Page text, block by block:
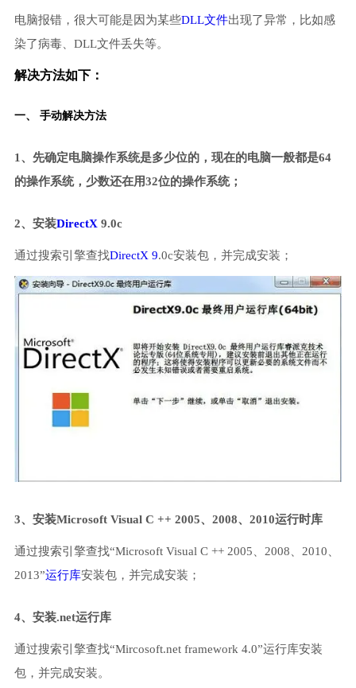
电脑报错，很大可能是因为某些DLL文件出现了异常，比如感
染了病毒、DLL文件丢失等。
解决方法如下：
一、 手动解决方法
1、先确定电脑操作系统是多少位的，现在的电脑一般都是64
的操作系统，少数还在用32位的操作系统；
2、安装DirectX 9.0c
通过搜索引擎查找DirectX 9.0c安装包，并完成安装；
3、安装Microsoft Visual C ++ 2005、2008、2010运行时库
通过搜索引擎查找“Microsoft Visual C ++ 2005、2008、2010、
2013”运行库安装包，并完成安装；
4、安装.net运行库
通过搜索引擎查找“Mircosoft.net framework 4.0”运行库安装
包，并完成安装。